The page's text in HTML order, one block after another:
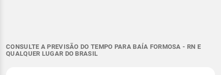
CONSULTE A PREVISÃO DO TEMPO PARA BAÍA FORMOSA - RN E
QUALQUER LUGAR DO BRASIL